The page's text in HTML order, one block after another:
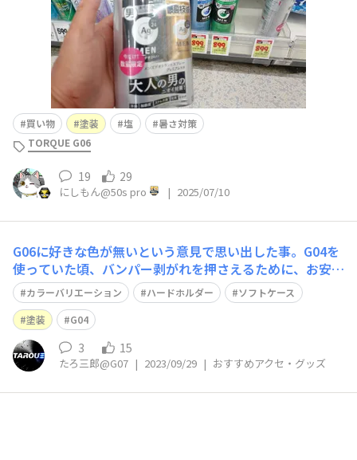
買い物 塗装 塩
暑さ対策
TORQUE G06
19 29
にしもん@50s pro | 2025/07/10
G06に好きな色が無いという意見で思い出した事。G04を
使っていた頃、バンパー剥がれを押さえるために、お安い
透明なソフトカバーをラッカー塗装して使っていました。
意外と塗料との相性が良かったです。やがて擦れて薄くな
ったり、角の部分が剥げたりしましたがそれも味かなと。
ハードホルダーと組合せてましたが、
カラーバリエーション ハードホルダー
ソフトケース
塗装
G04
3 15
たろ三郎@G07 | 2023/09/29 | おすすめアクセ・グッズ